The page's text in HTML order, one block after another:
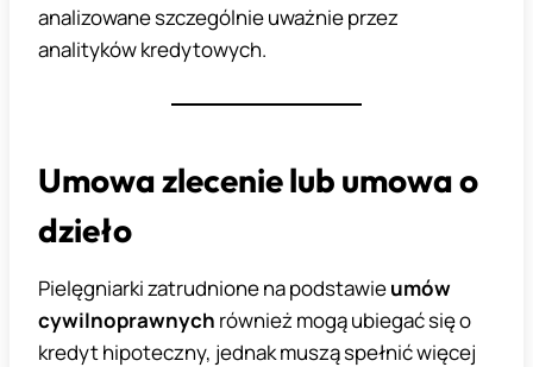
analizowane szczególnie uważnie przez
analityków kredytowych.
Umowa zlecenie lub umowa o
dzieło
Pielęgniarki zatrudnione na podstawieumów
cywilnoprawnych również mogą ubiegać się o
kredyt hipoteczny, jednak muszą spełnić więcej